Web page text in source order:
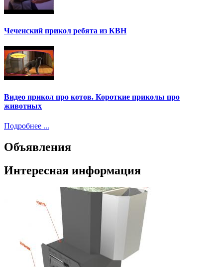
Чеченский прикол ребята из КВН
Видео прикол про котов. Короткие приколы про
животных
Подробнее ...
Объявления
Интересная информация